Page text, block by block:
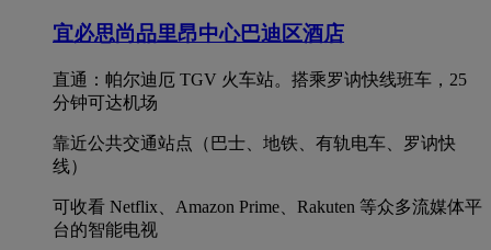
宜必思尚品里昂中心巴迪区酒店
直通：帕尔迪厄 TGV 火车站。搭乘罗讷快线班车，25
分钟可达机场
靠近公共交通站点（巴士、地铁、有轨电车、罗讷快
线）
可收看 Netflix、Amazon Prime、Rakuten 等众多流媒体平
台的智能电视